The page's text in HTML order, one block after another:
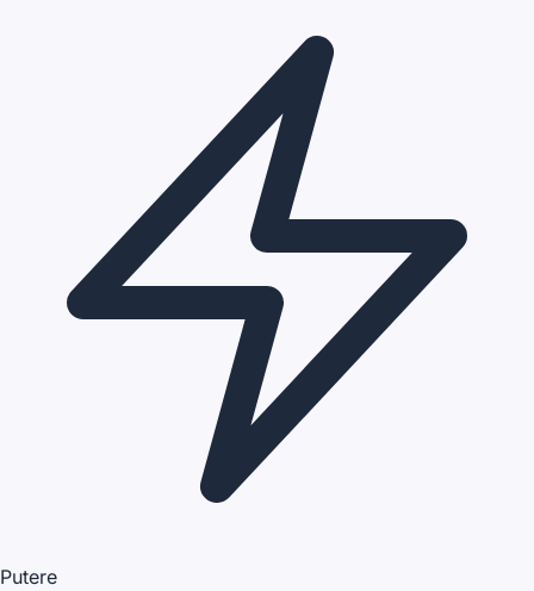
Putere